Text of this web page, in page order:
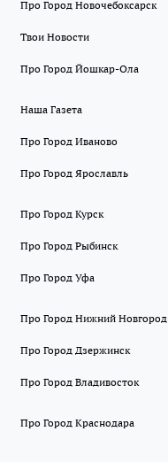
Про Город Новочебоксарск
Твои Новости
Про Город Йошкар-Ола
Наша Газета
Про Город Иваново
Про Город Ярославль
Про Город Курск
Про Город Рыбинск
Про Город Уфа
Про Город Нижний Новгород
Про Город Дзержинск
Про Город Владивосток
Про Город Краснодара